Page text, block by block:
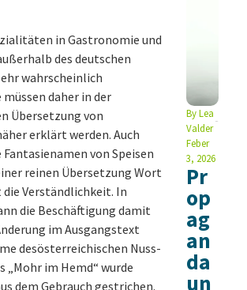
in Gastronomie und
des deutschen
wahrscheinlich
daher in der
Übersetzung von
erklärt werden. Auch
von Speisen
reinen Übersetzung Wort
Verständlichkeit. In
die Beschäftigung damit
im Ausgangstext
desösterreichischen Nuss-
„Mohr im Hemd“ wurde
dem Gebrauch gestrichen.
ByLea
Valder
Feber
3, 2026
Pr
op
ag
an
da
un